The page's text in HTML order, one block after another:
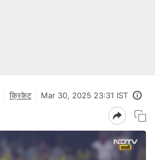
क्रिकेट Mar 30, 2025 23:31 IST